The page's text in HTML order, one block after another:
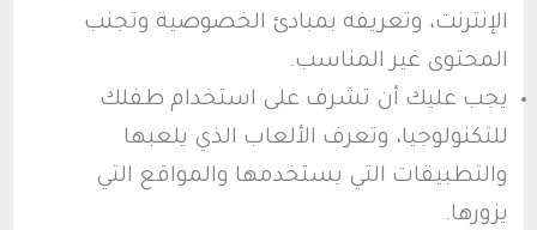
الإنترنت، وتعريفه بمبادئ الخصوصية وتجنب
المحتوى غير المناسب.
يجب عليك أن تشرف على استخدام طفلك
للتكنولوجيا، وتعرف الألعاب الذي يلعبها
والتطبيقات التي يستخدمها والمواقع التي
يزورها.